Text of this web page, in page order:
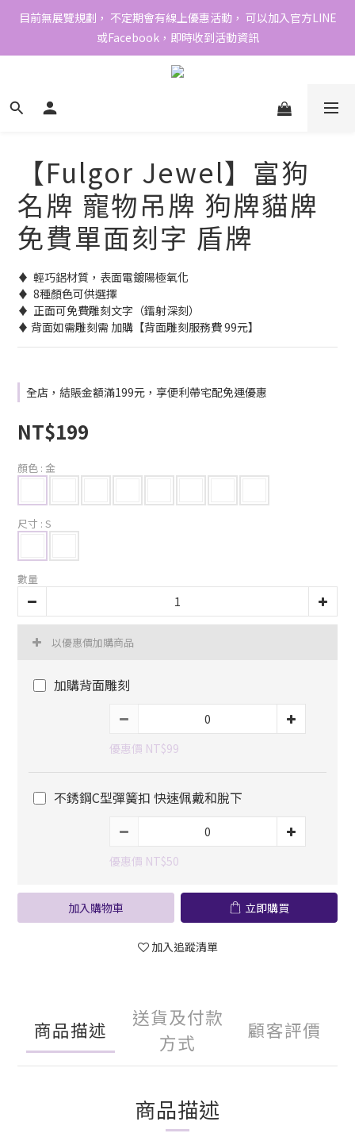
目前無展覽規劃， 不定期會有線上優惠活動， 可以加入官方LINE
或Facebook，即時收到活動資訊
【Fulgor Jewel】富狗
名牌 寵物吊牌 狗牌貓牌
免費單面刻字 盾牌
♦  輕巧鋁材質，表面電鍍陽極氧化
♦  8種顏色可供選擇
♦  正面可免費雕刻文字（鐳射深刻）
♦ 背面如需雕刻需 加購【背面雕刻服務費 99元】
全店，結賬金額滿199元，享便利帶宅配免運優惠
NT$199
顏色 : 金
尺寸 : S
數量
以優惠價加購商品
加購背面雕刻
優惠價 NT$99
不銹鋼C型彈簧扣 快速佩戴和脫下
優惠價 NT$50
加入購物車 立即購買
加入追蹤清單
商品描述
送貨及付款
方式
顧客評價
商品描述